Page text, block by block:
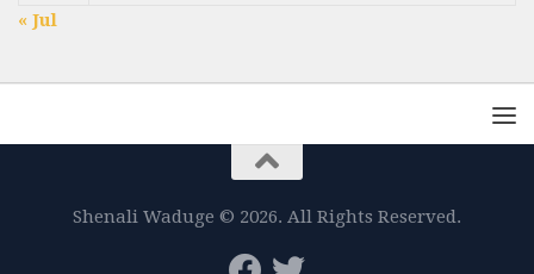
« Jul
Shenali Waduge © 2026. All Rights Reserved.